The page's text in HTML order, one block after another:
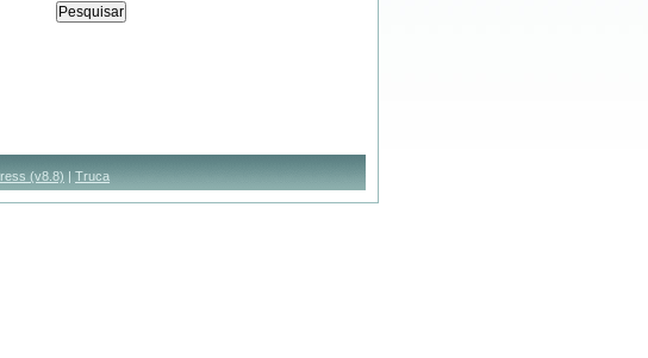
(v8.8) | Truca